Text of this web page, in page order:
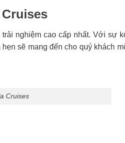
nghiệm cao cấp nhất. Với sự
sẽ mang đến cho quý khách
Cruises